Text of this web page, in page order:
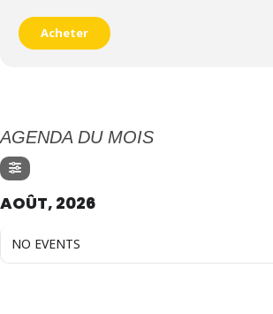
Acheter
AGENDA DU MOIS
AOÛT, 2026
NO EVENTS